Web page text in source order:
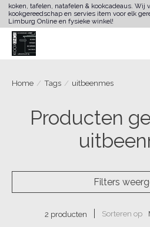
koken, tafelen, natafelen & kookcadeaus. Wij
kookgereedschap en servies item voor elk
Limburg Online en fysieke winkel!
Home / Tags / uitbeenmes
Producten
Filters
2 producten Sorteren op